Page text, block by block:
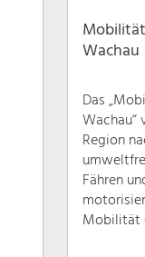
Wachau
Das
Region
Fähren
Mobilität